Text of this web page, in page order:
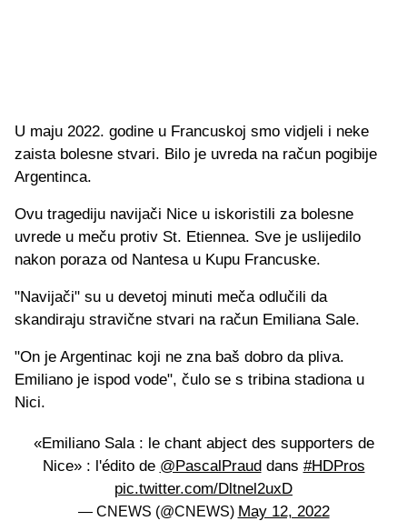
U maju 2022. godine u Francuskoj smo vidjeli i neke
zaista bolesne stvari. Bilo je uvreda na račun pogibije
Argentinca.
Ovu tragediju navijači Nice u iskoristili za bolesne
uvrede u meču protiv St. Etiennea. Sve je uslijedilo
nakon poraza od Nantesa u Kupu Francuske.
"Navijači" su u devetoj minuti meča odlučili da
skandiraju stravične stvari na račun Emiliana Sale.
"On je Argentinac koji ne zna baš dobro da pliva.
Emiliano je ispod vode", čulo se s tribina stadiona u
Nici.
«Emiliano Sala : le chant abject des supporters de
Nice» : l'édito de @PascalPrauddans #HDPros
pic.twitter.com/Dltnel2uxD
— CNEWS (@CNEWS) May 12, 2022